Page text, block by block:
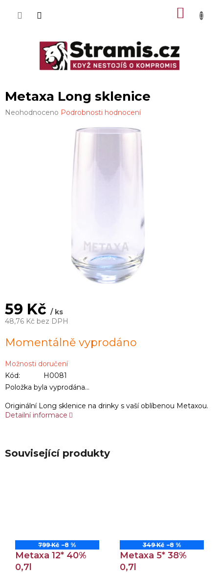
Metaxa Long sklenice
Průměrné
Neohodnoceno Podrobnosti hodnocení
59 Kč/ ks
48,76 Kč bez DPH
cena:
Momentálně vyprodáno
Možnosti doručení
Kód:
H0081
Položka byla vyprodána…
Originální Long sklenice na drinky s vaší oblíbenou Metaxou.
Detailní informace
Související produkty
799 Kč –8 %
Metaxa 12* 40%
0,7l
349 Kč –8 %
Metaxa 5* 38%
0,7l